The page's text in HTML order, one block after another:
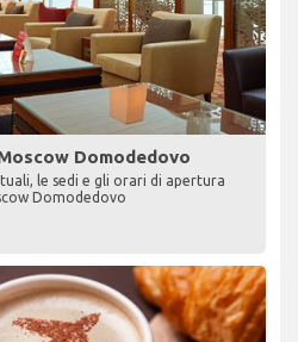
Domodedovo
Domodedovo